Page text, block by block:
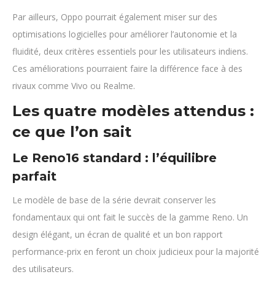
Par ailleurs, Oppo pourrait également miser sur des
optimisations logicielles pour améliorer l’autonomie et la
fluidité, deux critères essentiels pour les utilisateurs indiens.
Ces améliorations pourraient faire la différence face à des
rivaux comme Vivo ou Realme.
Les quatre modèles attendus :
ce que l’on sait
Le Reno16 standard : l’équilibre
parfait
Le modèle de base de la série devrait conserver les
fondamentaux qui ont fait le succès de la gamme Reno. Un
design élégant, un écran de qualité et un bon rapport
performance-prix en feront un choix judicieux pour la majorité
des utilisateurs.